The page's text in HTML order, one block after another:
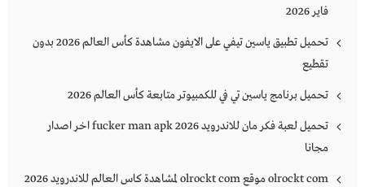
فاير 2026
تحميل تطبيق ياسين تيفي على الايفون مشاهدة كأس العالم 2026 بدون
تقطيع
تحميل برنامج ياسين تي في للكمبيوتر متابعة كأس العالم 2026
تحميل لعبة فكر مان للاندرويد 2026 fucker man apk اخر اصدار
مجانا
olrockt com موقع olrockt com لمشاهدة كاس العالم للاندرويد 2026